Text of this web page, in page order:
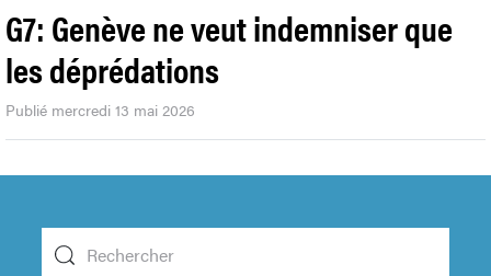
G7: Genève ne veut indemniser que
les déprédations
Publié mercredi 13 mai 2026